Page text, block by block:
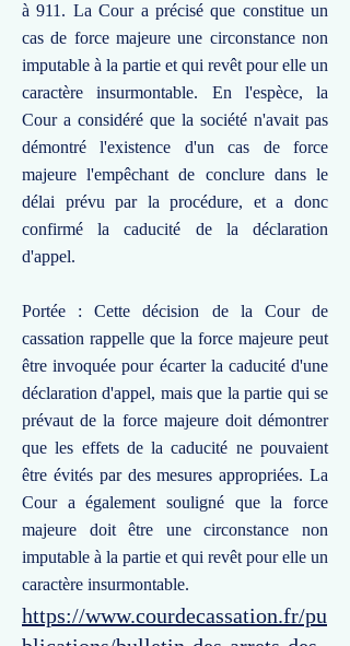
à 911. La Cour a précisé que constitue un
cas de force majeure une circonstance non
imputable à la partie et qui revêt pour elle un
caractère insurmontable. En l'espèce, la
Cour a considéré que la société n'avait pas
démontré l'existence d'un cas de force
majeure l'empêchant de conclure dans le
délai prévu par la procédure, et a donc
confirmé la caducité de la déclaration
d'appel.
Portée : Cette décision de la Cour de
cassation rappelle que la force majeure peut
être invoquée pour écarter la caducité d'une
déclaration d'appel, mais que la partie qui se
prévaut de la force majeure doit démontrer
que les effets de la caducité ne pouvaient
être évités par des mesures appropriées. La
Cour a également souligné que la force
majeure doit être une circonstance non
imputable à la partie et qui revêt pour elle un
caractère insurmontable.
https://www.courdecassation.fr/pu